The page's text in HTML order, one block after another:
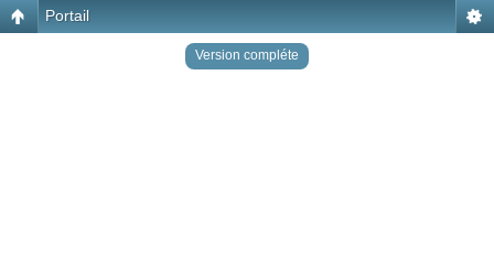
Portail
Version compléte